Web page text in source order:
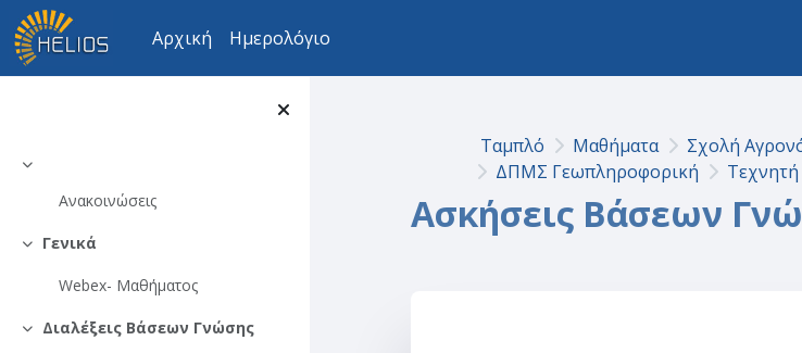
Μετάβαση στο κεντρικό περιεχόμενο
Αρχική
Ημερολόγιο
Σύμπτυξη
Ανακοινώσεις
Σύμπτυξη
Γενικά
Webex- Μαθήματος
Σύμπτυξη
Διαλέξεις Βάσεων Γνώσης
Ταμπλό Μαθήματα
Σχολή
ΔΠΜΣ Γεωπληροφορική
Ασκήσεις Βάσεων